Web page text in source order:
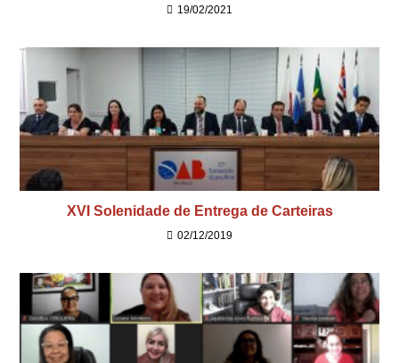
19/02/2021
XVI Solenidade de Entrega de Carteiras
02/12/2019